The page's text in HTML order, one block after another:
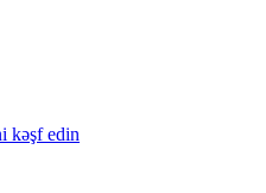
kəşf edin